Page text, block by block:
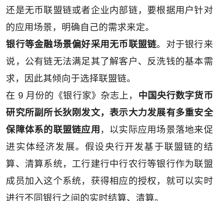
还是无币联盟链或者企业内部链，要根据用户针对
的应用场景，明确自己的需求来定。
银行等金融场景偏好采用无币联盟链。对于银行来
说，公有链无法满足其了解客户、反洗钱的基本需
求，因此其倾向于选择联盟链。
在 9 月份的《银行家》杂志上， 中国央行数字货币
研究所副所长狄刚发文，表示大力发展有多重安全
保障体系的联盟链应用 ，以实际应用场景落地来促
进实体经济发展。假设央行开发基于联盟链的结
算、清算系统，工行建行中行农行等银行作为联盟
成员加入这个系统，获得相应的授权，就可以实时
进行不同银行之间的实时结算、清算。